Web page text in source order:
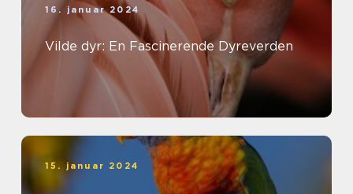
16. januar 2024
Vilde dyr: En Fascinerende Dyreverden
15. januar 2024